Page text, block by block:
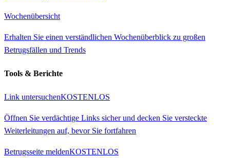
Wochenübersicht
Erhalten Sie einen verständlichen Wochenüberblick zu großen
Betrugsfällen und Trends
Tools & Berichte
Link untersuchenKOSTENLOS
Öffnen Sie verdächtige Links sicher und decken Sie versteckte
Weiterleitungen auf, bevor Sie fortfahren
Betrugsseite meldenKOSTENLOS